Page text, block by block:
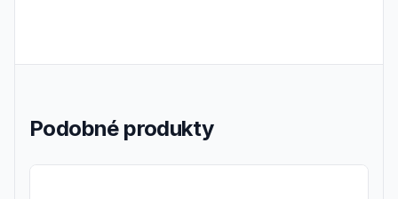
Podobné produkty